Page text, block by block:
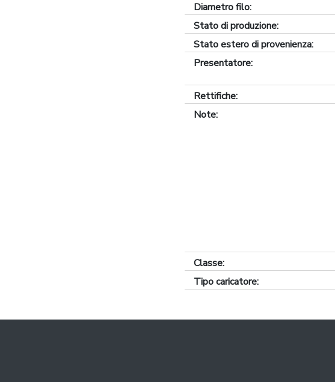
Diametro filo:
Stato di produzione:
Stato estero di provenienza:
Presentatore:
Rettifiche:
Note:
Classe:
Tipo caricatore: